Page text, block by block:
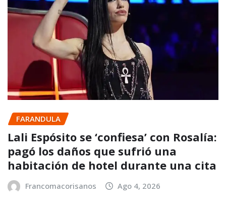
FARANDULA
Lali Espósito se ‘confiesa’ con Rosalía:
pagó los daños que sufrió una
habitación de hotel durante una cita
Francomacorisanos Ago 4, 2026